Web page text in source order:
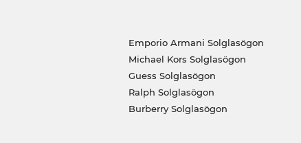
Emporio Armani Solglasögon
Michael Kors Solglasögon
Guess Solglasögon
Ralph Solglasögon
Burberry Solglasögon